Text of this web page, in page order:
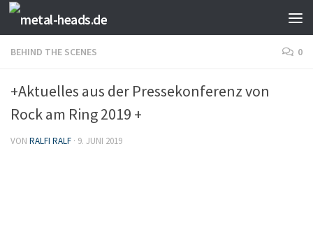
Zum Inhalt springen
BEHIND THE SCENES 0
+Aktuelles aus der Pressekonferenz von
Rock am Ring 2019 +
VON RALFI RALF · 9. JUNI 2019